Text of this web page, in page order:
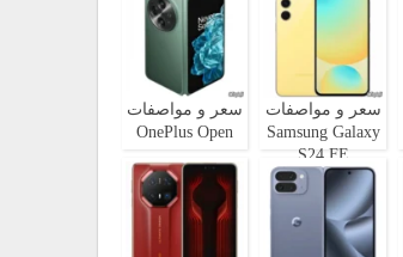
سعر و مواصفات
Samsung Galaxy
S24 FE
سعر و مواصفات
OnePlus Open